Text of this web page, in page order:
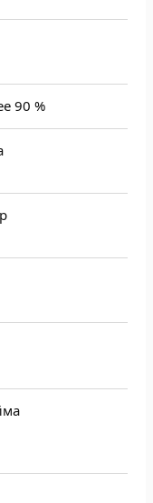
90 %